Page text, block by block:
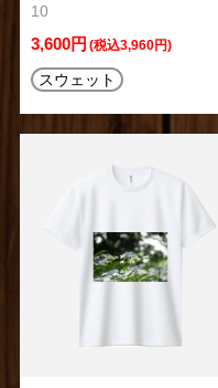
10
3,600円 (税込3,960円)
スウェット